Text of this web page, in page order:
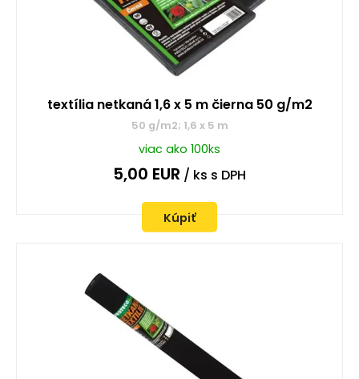
textília netkaná 1,6 x 5 m čierna 50 g/m2
50 g/m2; 1,6 x 5 m
viac ako 100ks
5,00 EUR / ks s DPH
Kúpiť